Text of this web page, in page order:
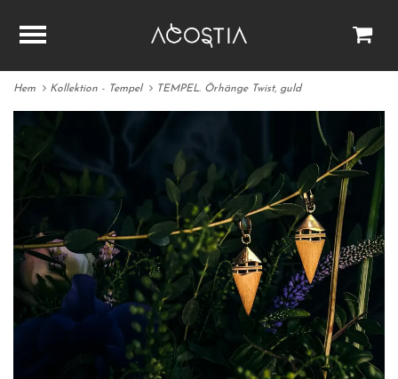
Hem Kollektion - Tempel TEMPEL. Örhänge Twist, guld